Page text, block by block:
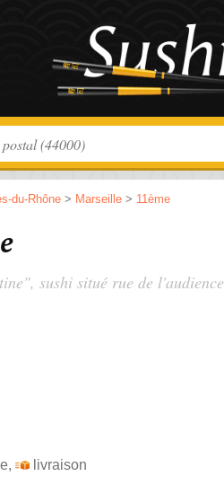
du-Rhône > Marseille > 11ème
sushi situé rue de l'audience
,
livraison